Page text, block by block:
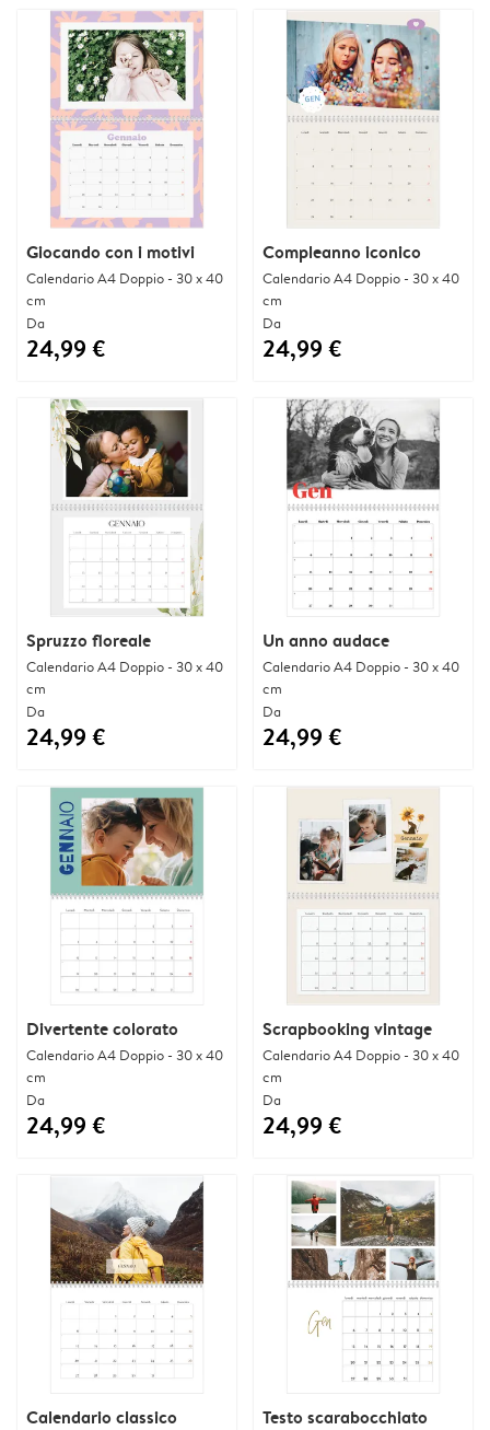
Giocando con i motivi
Calendario A4 Doppio - 30 x 40
cm
Da
24,99 €
Compleanno iconico
Calendario A4 Doppio - 30 x 40
cm
Da
24,99 €
Spruzzo floreale
Calendario A4 Doppio - 30 x 40
cm
Da
24,99 €
Un anno audace
Calendario A4 Doppio - 30 x 40
cm
Da
24,99 €
Divertente colorato
Calendario A4 Doppio - 30 x 40
cm
Da
24,99 €
Scrapbooking vintage
Calendario A4 Doppio - 30 x 40
cm
Da
24,99 €
Calendario classico Testo scarabocchiato